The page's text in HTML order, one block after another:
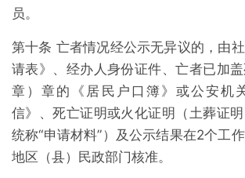
员。
第十条 亡者情况经公示无异议的，由
请表》、经办人身份证件、亡者已加
章）章的《居民户口簿》或公安机
信》、死亡证明或火化证明（土葬证
统称“申请材料”）及公示结果在2个工
地区（县）民政部门核准。